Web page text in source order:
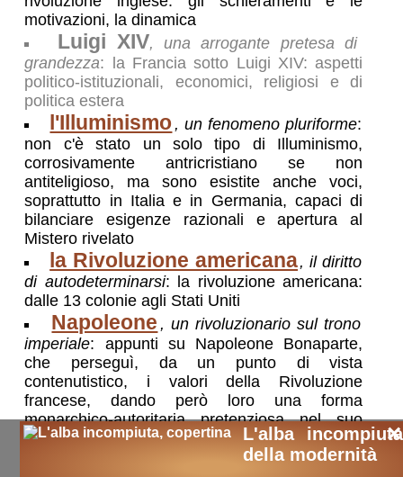
motivazioni, la dinamica
Luigi XIV, una arrogante pretesa di
grandezza: la Francia sotto Luigi XIV: aspetti
politico-istituzionali, economici, religiosi e di
politica estera
l'Illuminismo , un fenomeno pluriforme:
non c'è stato un solo tipo di Illuminismo,
corrosivamente antricristiano se non
antiteligioso, ma sono esistite anche voci,
soprattutto in Italia e in Germania, capaci di
bilanciare esigenze razionali e apertura al
Mistero rivelato
la Rivoluzione americana, il diritto
di autodeterminarsi: la rivoluzione americana:
dalle 13 colonie agli Stati Uniti
Napoleone , un rivoluzionario sul trono
imperiale: appunti su Napoleone Bonaparte,
che perseguì, da un punto di vista
contenutistico, i valori della Rivoluzione
francese, dando però loro una forma
monarchico-autoritaria pretenziosa nel suo
illimitato espansionismo
la-rivoluzione-francese.php
×
L'alba incompiuta
della modernità